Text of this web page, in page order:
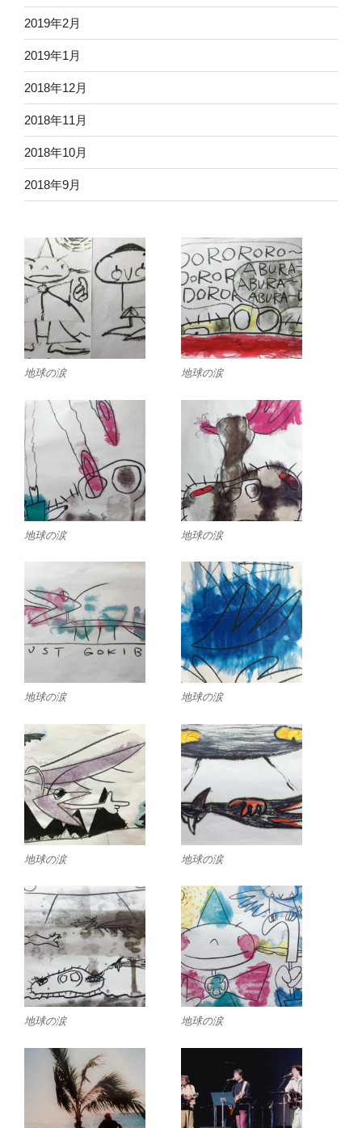
2019年2月
2019年1月
2018年12月
2018年11月
2018年10月
2018年9月
地球の涙 地球の涙
地球の涙 地球の涙
地球の涙 地球の涙
地球の涙 地球の涙
地球の涙 地球の涙